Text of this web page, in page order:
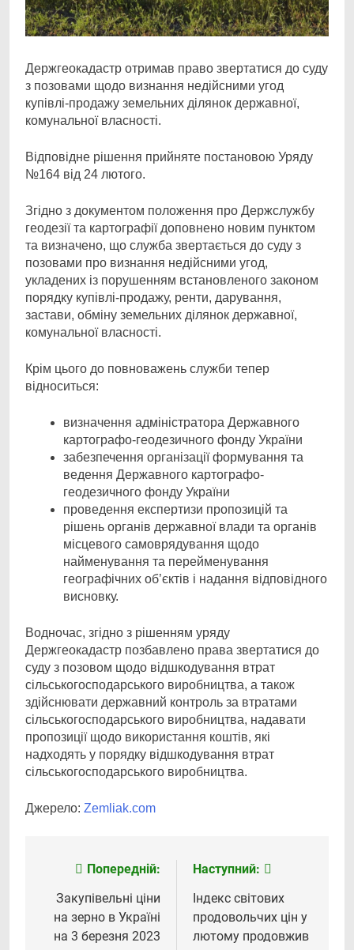
Держгеокадастр отримав право звертатися до суду
з позовами щодо визнання недійсними угод
купівлі-продажу земельних ділянок державної,
комунальної власності.
Відповідне рішення прийняте постановою Уряду
№164 від 24 лютого.
Згідно з документом положення про Держслужбу
геодезії та картографії доповнено новим пунктом
та визначено, що служба звертається до суду з
позовами про визнання недійсними угод,
укладених із порушенням встановленого законом
порядку купівлі-продажу, ренти, дарування,
застави, обміну земельних ділянок державної,
комунальної власності.
Крім цього до повноважень служби тепер
відноситься:
визначення адміністратора Державного
картографо-геодезичного фонду України
забезпечення організації формування та
ведення Державного картографо-
геодезичного фонду України
проведення експертизи пропозицій та
рішень органів державної влади та органів
місцевого самоврядування щодо
найменування та перейменування
географічних об’єктів і надання відповідного
висновку.
Водночас, згідно з рішенням уряду
Держгеокадастр позбавлено права звертатися до
суду з позовом щодо відшкодування втрат
сільськогосподарського виробництва, а також
здійснювати державний контроль за втратами
сільськогосподарського виробництва, надавати
пропозиції щодо використання коштів, які
надходять у порядку відшкодування втрат
сільськогосподарського виробництва.
Джерело: Zemliak.com
Навігація
записів
Попередній:
Закупівельні ціни
на зерно в Україні
на 3 березня 2023
Наступний:
Індекс світових
продовольчих цін у
лютому продовжив